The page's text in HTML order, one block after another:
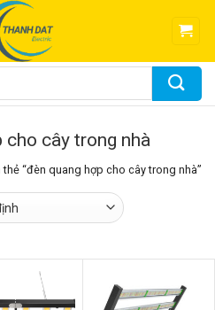
cho cây trong nhà
“đèn quang hợp cho cây trong nhà”